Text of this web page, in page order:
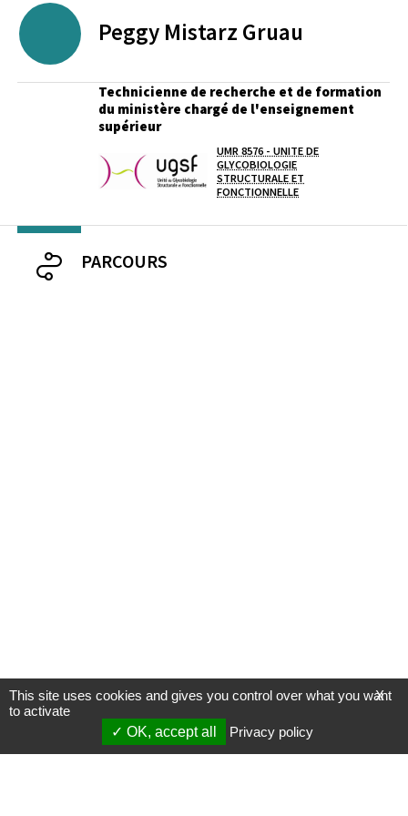
Peggy Mistarz Gruau
Technicienne de recherche et de formation
du ministère chargé de l'enseignement
supérieur
Laboratoire / équipe
UMR 8576 - UNITE DE
GLYCOBIOLOGIE
STRUCTURALE ET
FONCTIONNELLE
PARCOURS
X
This site uses cookies and gives you control over what you want
to activate
OK, accept all
Privacy policy